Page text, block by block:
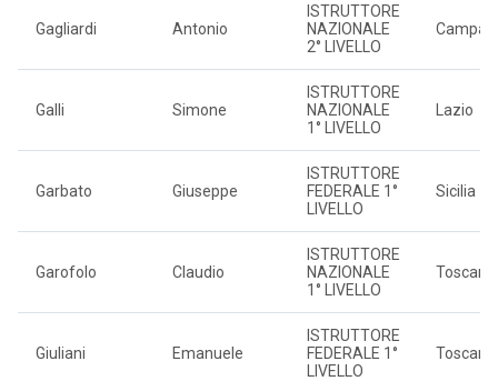
Gagliardi Antonio
ISTRUTTORE
NAZIONALE
2° LIVELLO
Galli Simone
ISTRUTTORE
NAZIONALE
1° LIVELLO
Lazio
Garbato Giuseppe
ISTRUTTORE
FEDERALE 1°
LIVELLO
Sicilia
Garofolo Claudio
ISTRUTTORE
NAZIONALE
1° LIVELLO
Toscana
Giuliani Emanuele
ISTRUTTORE
FEDERALE 1°
LIVELLO
Toscana